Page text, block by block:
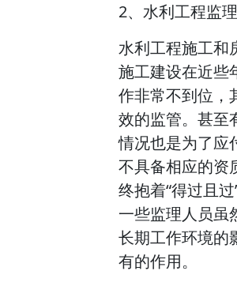
2、水利工程监
水利工程施工和
施工建设在近些
作非常不到位，
效的监管。甚至
情况也是为了应
不具备相应的资
终抱着“得过且
一些监理人员虽
长期工作环境的
有的作用。